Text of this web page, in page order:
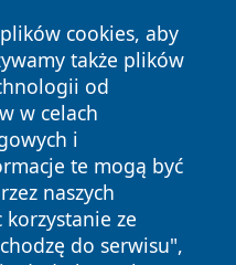
cookies, aby
także plików
od
w celach
i
te mogą być
naszych
ze
do serwisu",
prawa zastrzeżone.